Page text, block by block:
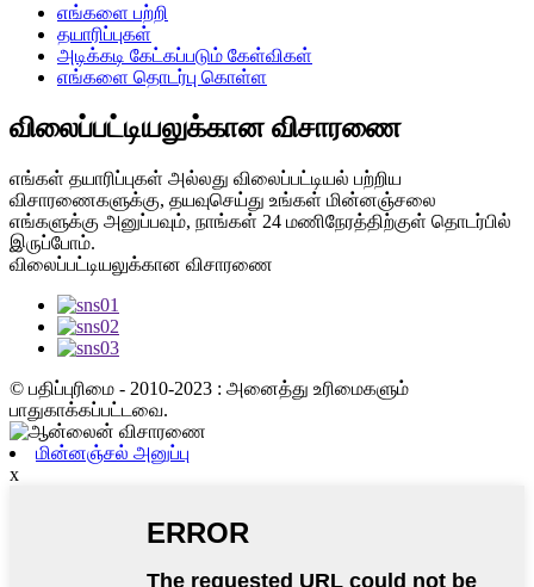
எங்களை பற்றி
தயாரிப்புகள்
அடிக்கடி கேட்கப்படும் கேள்விகள்
எங்களை தொடர்பு கொள்ள
விலைப்பட்டியலுக்கான விசாரணை
எங்கள் தயாரிப்புகள் அல்லது விலைப்பட்டியல் பற்றிய
விசாரணைகளுக்கு, தயவுசெய்து உங்கள் மின்னஞ்சலை
எங்களுக்கு அனுப்பவும், நாங்கள் 24 மணிநேரத்திற்குள் தொடர்பில்
இருப்போம்.
விலைப்பட்டியலுக்கான விசாரணை
© பதிப்புரிமை - 2010-2023 : அனைத்து உரிமைகளும்
பாதுகாக்கப்பட்டவை.
மின்னஞ்சல் அனுப்பு
x